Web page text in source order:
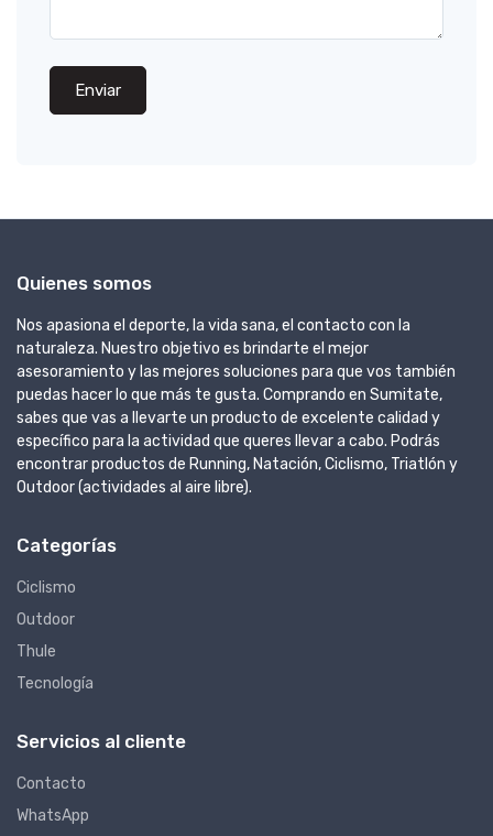
Enviar
Quienes somos
Nos apasiona el deporte, la vida sana, el contacto con la
naturaleza. Nuestro objetivo es brindarte el mejor
asesoramiento y las mejores soluciones para que vos también
puedas hacer lo que más te gusta. Comprando en Sumitate,
sabes que vas a llevarte un producto de excelente calidad y
específico para la actividad que queres llevar a cabo. Podrás
encontrar productos de Running, Natación, Ciclismo, Triatlón y
Outdoor (actividades al aire libre).
Categorías
Ciclismo
Outdoor
Thule
Tecnología
Servicios al cliente
Contacto
WhatsApp